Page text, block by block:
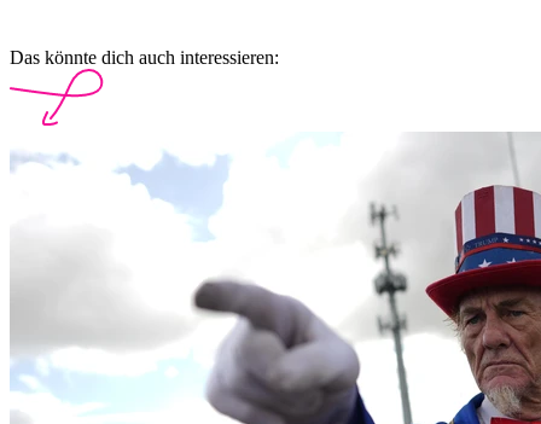
Das könnte dich auch interessieren: